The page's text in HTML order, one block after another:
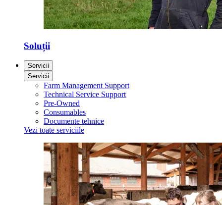
Soluții
Servicii
Servicii
Farm Management Support
Technical Service Support
Pre-Owned
Consumables
Documente tehnice
Vezi toate serviciile